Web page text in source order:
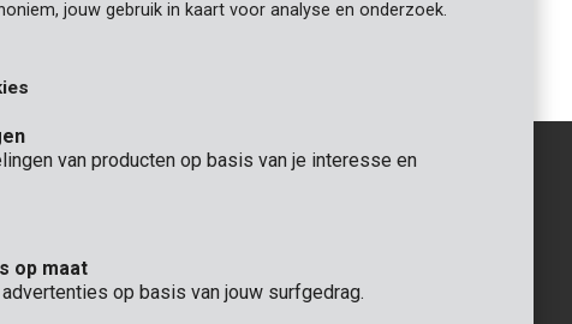
Slimme batterijlader 12V 120Ah
Rompuy nv
9
+32 (0)3 292 92 92
info@varo.com
jouw gebruik in kaart voor analyse en onderzoek.
van producten op basis van je interesse en
op maat
op basis van jouw surfgedrag.